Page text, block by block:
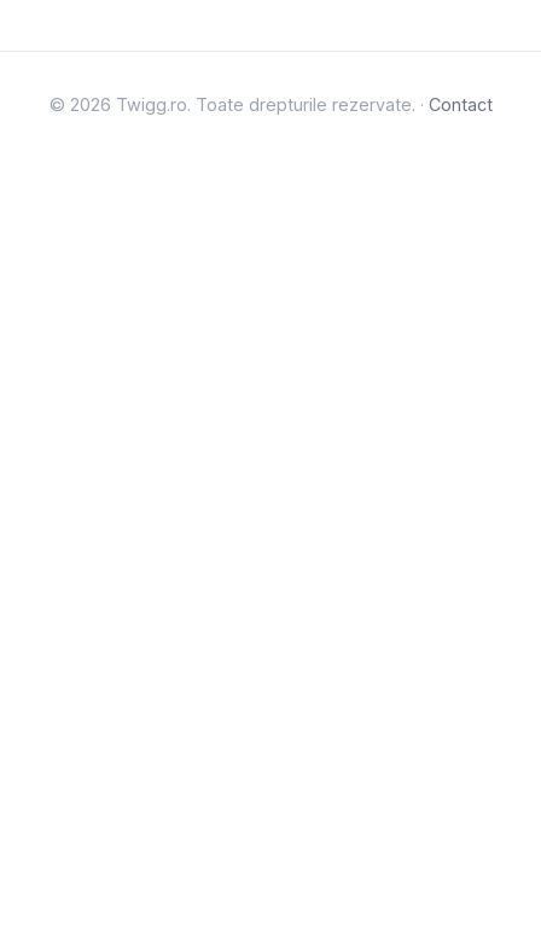
© 2026 Twigg.ro. Toate drepturile rezervate. · Contact